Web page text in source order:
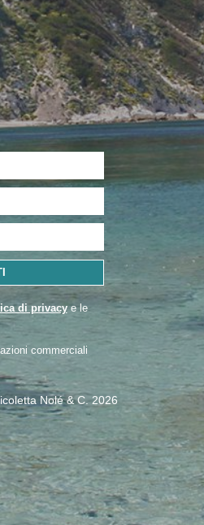
di privacye le
commerciali
Nolé & C. 2026